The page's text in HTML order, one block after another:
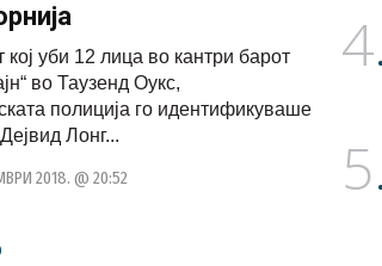
кој уби 12 лица во кантри барот
во Таузенд Оукс,
полиција го идентификуваше
Лонг...
2018. @ 20:52
4
5